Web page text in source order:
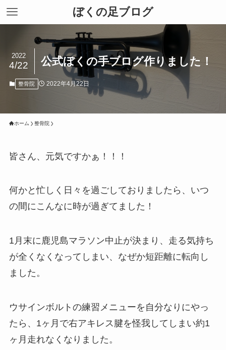
ぼくの足ブログ
公式ぼくの手ブログ作りました！
2022
4/22
整骨院 2022年4月22日
ホーム 整骨院
皆さん、元気ですかぁ！！！
何かと忙しく日々を過ごしておりましたら、いつ
の間にこんなに時が過ぎてました！
1月末に鹿児島マラソン中止が決まり、走る気持ち
が全くなくなってしまい、なぜか短距離に転向し
ました。
ウサインボルトの練習メニューを自分なりにやっ
たら、1ヶ月で右アキレス腱を怪我してしまい約1
ヶ月走れなくなりました。